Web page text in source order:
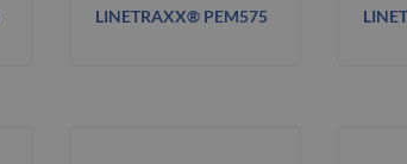
LINETRAXX® PEM575